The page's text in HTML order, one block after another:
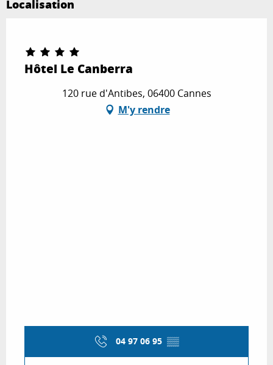
Localisation
Hôtel Le Canberra
Partenaire Marque CAF
120 rue d'Antibes, 06400 Cannes
M'y rendre
04 97 06 95 ▒▒